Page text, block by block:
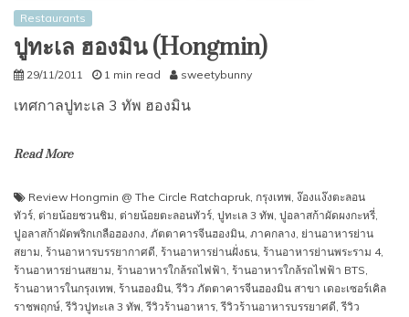
Restaurants
ปูทะเล ฮองมิน (Hongmin)
29/11/2011 1 min read sweetybunny
เทศกาลปูทะเล 3 ทัพ ฮองมิน
Read More
Review Hongmin @ The Circle Ratchapruk, กรุงเทพ, ง๊องแง๊งตะลอน
ทัวร์, ต่ายน้อยชวนชิม, ต่ายน้อยตะลอนทัวร์, ปูทะเล 3 ทัพ, ปูอลาสก้าผัดผงกะหรี่,
ปูอลาสก้าผัดพริกเกลือฮองกง, ภัตตาคารจีนฮองมิน, ภาคกลาง, ย่านอาหารย่าน
สยาม, ร้านอาหารบรรยากาศดี, ร้านอาหารย่านฝั่งธน, ร้านอาหารย่านพระราม 4,
ร้านอาหารย่านสยาม, ร้านอาหารใกล้รถไฟฟ้า, ร้านอาหารใกล้รถไฟฟ้า BTS,
ร้านอาหารในกรุงเทพ, ร้านฮองมิน,รีวิว ภัตตาคารจีนฮองมิน สาขา เดอะเซอร์เคิล
ราชพฤกษ์,รีวิวปูทะเล 3 ทัพ,รีวิวร้านอาหาร,รีวิวร้านอาหารบรรยาศดี,รีวิว